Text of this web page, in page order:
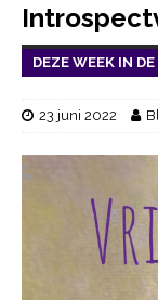
DEZE WEEK IN
23 juni 2022